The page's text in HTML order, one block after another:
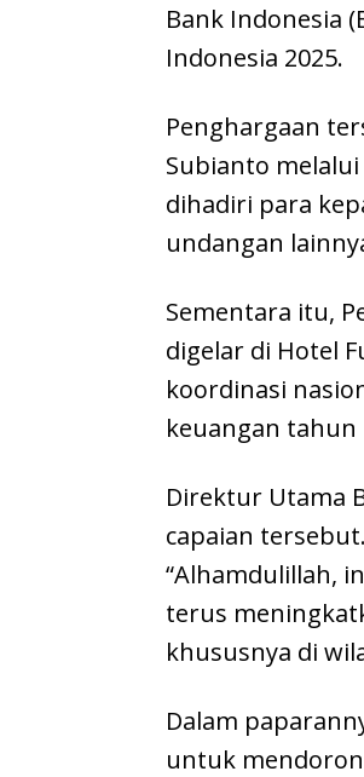
Bank Indonesia
Indonesia 2025.
Penghargaan
Subianto
dihadiri para
undangan
Sementara itu,
digelar di Hotel
koordinasi
keuangan
Direktur Utama
capaian tersebut.
“Alhamdulillah,
terus
khususnya di
Dalam
untuk